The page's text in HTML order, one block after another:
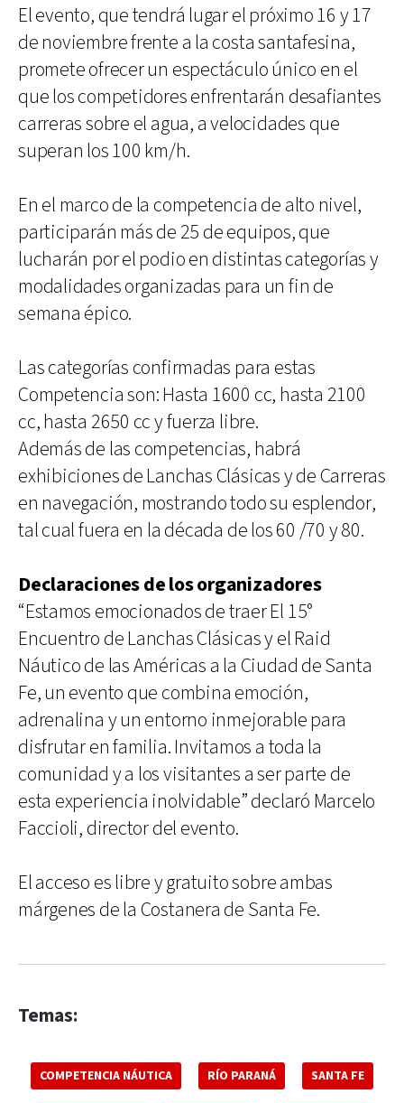
El evento, que tendrá lugar el próximo 16 y 17
de noviembre frente a la costa santafesina,
promete ofrecer un espectáculo único en el
que los competidores enfrentarán desafiantes
carreras sobre el agua, a velocidades que
superan los 100 km/h.
En el marco de la competencia de alto nivel,
participarán más de 25 de equipos, que
lucharán por el podio en distintas categorías y
modalidades organizadas para un fin de
semana épico.
Las categorías confirmadas para estas
Competencia son: Hasta 1600 cc, hasta 2100
cc, hasta 2650 cc y fuerza libre.
Además de las competencias, habrá
exhibiciones de Lanchas Clásicas y de Carreras
en navegación, mostrando todo su esplendor,
tal cual fuera en la década de los 60 /70 y 80.
Declaraciones de los organizadores
“Estamos emocionados de traer El 15°
Encuentro de Lanchas Clásicas y el Raid
Náutico de las Américas a la Ciudad de Santa
Fe, un evento que combina emoción,
adrenalina y un entorno inmejorable para
disfrutar en familia. Invitamos a toda la
comunidad y a los visitantes a ser parte de
esta experiencia inolvidable” declaró Marcelo
Faccioli, director del evento.
El acceso es libre y gratuito sobre ambas
márgenes de la Costanera de Santa Fe.
Temas:
COMPETENCIA NÁUTICA RÍO PARANÁ SANTA FE